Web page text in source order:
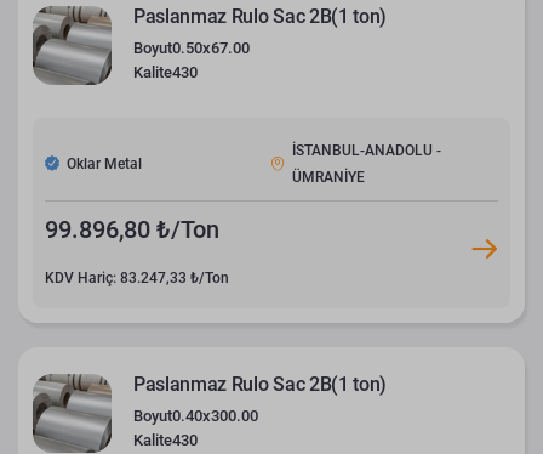
Paslanmaz Rulo Sac 2B(1 ton)
Boyut0.50x67.00
Kalite430
Oklar Metal
İSTANBUL-ANADOLU -
ÜMRANİYE
99.896,80 ₺/Ton
KDV Hariç: 83.247,33 ₺/Ton
Paslanmaz Rulo Sac 2B(1 ton)
Boyut0.40x300.00
Kalite430